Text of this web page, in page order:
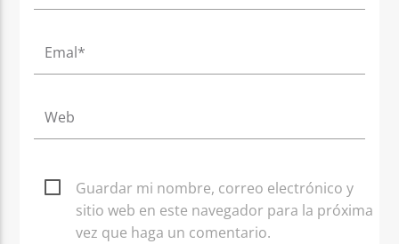
Guardar mi nombre, correo electrónico y
sitio web en este navegador para la próxima
vez que haga un comentario.